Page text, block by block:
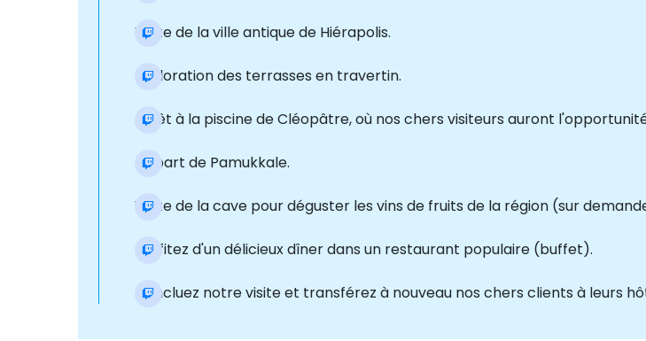
Visite de la ville antique de Hiérapolis.
Exploration des terrasses en travertin.
Arrêt à la piscine de Cléopâtre, où nos chers visiteurs auront
Départ de Pamukkale.
Visite de la cave pour déguster les vins de fruits de la région (sur
Profitez d'un délicieux dîner dans un restaurant populaire (buffet).
Concluez notre visite et transférez à nouveau nos chers clients à leurs